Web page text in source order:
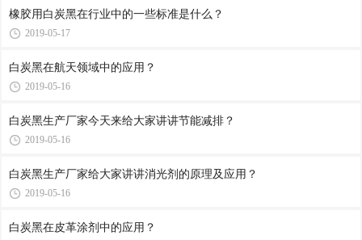
橡胶用白炭黑在行业中的一些标准是什么？
2019-05-17
白炭黑在航天领域中的应用？
2019-05-16
白炭黑生产厂家今天来给大家讲讲节能减排？
2019-05-16
白炭黑生产厂家给大家讲讲消光剂的原理及应用？
2019-05-16
白炭黑在皮革涂剂中的应用？